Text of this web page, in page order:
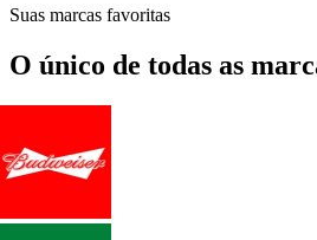
Suas marcas favoritas
O único de todas as